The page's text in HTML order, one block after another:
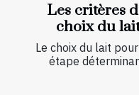
Les critères
choix du
Le choix du lait
étape